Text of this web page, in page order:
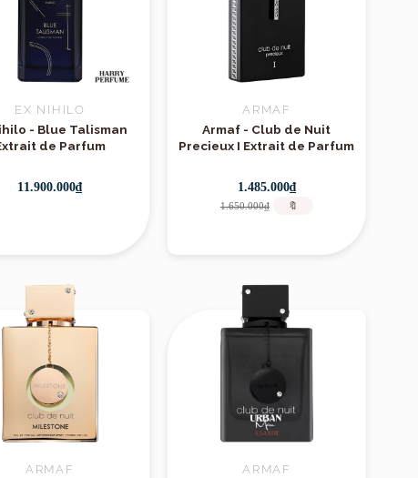
EX NIHILO
- Blue Talisman
de Parfum
11.900.000₫
ARMAF
Armaf - Club de Nuit
Precieux I Extrait de Parfum
1.485.000₫
1.650.000₫ 🔖
ARMAF ARMAF